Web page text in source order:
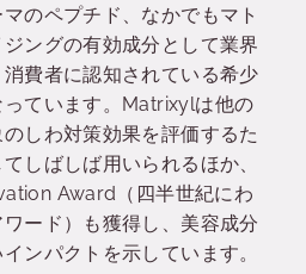
のペプチド、なかでもマト
ングの有効成分として業界
費者に認知されている希少
ています。Matrixylは他の
しわ対策効果を評価するた
しばしば用いられるほか、
Award（四半世紀にわ
ード）も獲得し、美容成分
ンパクトを示しています。